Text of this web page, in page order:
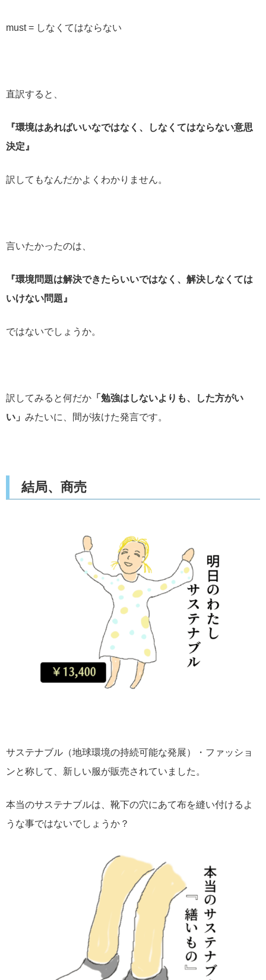
must = しなくてはならない
直訳すると、
『環境はあればいいなではなく、しなくてはならない意思
決定』
訳してもなんだかよくわかりません。
言いたかったのは、
『環境問題は解決できたらいいではなく、解決しなくては
いけない問題』
ではないでしょうか。
訳してみると何だか 「勉強はしないよりも、した方がい
い」 みたいに、間が抜けた発言です。
結局、商売
サステナブル（地球環境の持続可能な発展）・ファッショ
ンと称して、新しい服が販売されていました。
本当のサステナブルは、靴下の穴にあて布を縫い付けるよ
うな事ではないでしょうか？